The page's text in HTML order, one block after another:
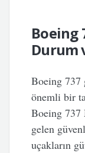
Boeing
Durum
Boeing 737
önemli bir
Boeing 737
gelen
uçakların